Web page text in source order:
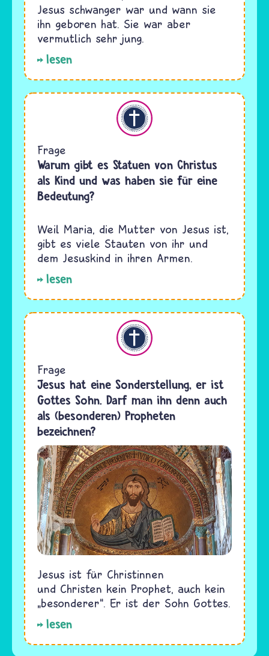
Jesus schwanger war und wann sie
ihn geboren hat. Sie war aber
vermutlich sehr jung.
lesen
Christentum
Frage
Warum gibt es Statuen von Christus
als Kind und was haben sie für eine
Bedeutung?
Weil Maria, die Mutter von Jesus ist,
gibt es viele Stauten von ihr und
dem Jesuskind in ihren Armen.
lesen
Christentum
Frage
Jesus hat eine Sonderstellung, er ist
Gottes Sohn. Darf man ihn denn auch
als (besonderen) Propheten
bezeichnen?
Jesus ist für Christinnen
und Christen kein Prophet, auch kein
„besonderer“. Er ist der Sohn Gottes.
lesen